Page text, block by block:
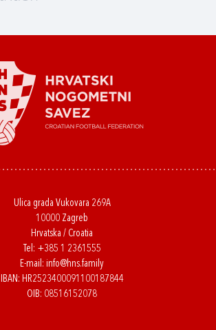
Ulica grada Vukovara 269A
10000 Zagreb
Hrvatska / Croatia
Tel: +385 1 2361555
E-mail: info@hns.family
IBAN: HR2523400091100187844
OIB: 08516152078